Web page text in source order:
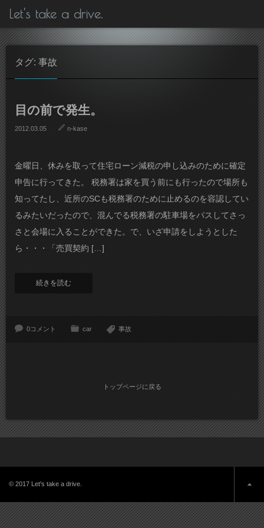
Let's take a drive.
タグ: 事故
目の前で発生。
2012.03.05 n-kase
金曜日、休みを取って住宅ローン減税の申し込みのために確定
申告に行ってきた。 税務署は家を買う前にも行ったので場所も
知ってたし、近所のSCも税務署のために止めるのを容認してい
るみたいだったので、混んでる税務署の駐車場をパスしてさっ
さと会場に入ることができた。で、いざ申請をしようとした
ら・・・「売買契約 […]
続きを読む
0コメント car 事故
トップページに戻る
© 2017 Let's take a drive.